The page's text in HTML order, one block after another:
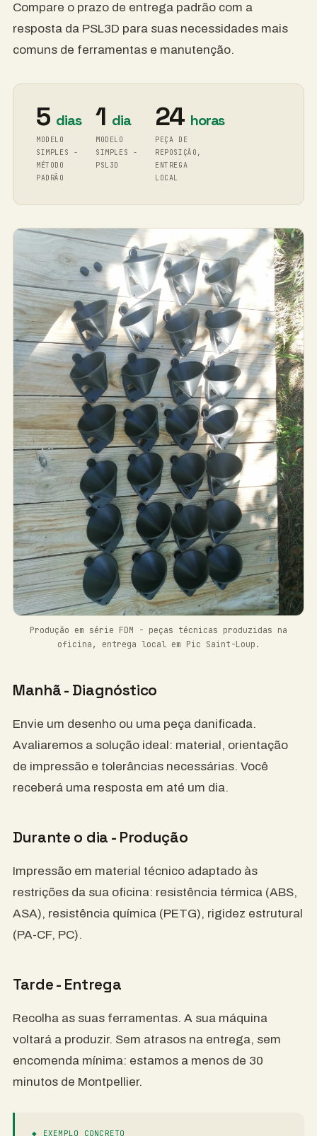
Compare o prazo de entrega padrão com a
resposta da PSL3D para suas necessidades mais
comuns de ferramentas e manutenção.
5 dias
MODELO
SIMPLES -
MÉTODO
PADRÃO
1 dia
MODELO
SIMPLES -
PSL3D
24 horas
PEÇA DE
REPOSIÇÃO,
ENTREGA
LOCAL
Produção em série FDM - peças técnicas produzidas na
oficina, entrega local em Pic Saint-Loup.
Manhã - Diagnóstico
Envie um desenho ou uma peça danificada.
Avaliaremos a solução ideal: material, orientação
de impressão e tolerâncias necessárias. Você
receberá uma resposta em até um dia.
Durante o dia - Produção
Impressão em material técnico adaptado às
restrições da sua oficina: resistência térmica (ABS,
ASA), resistência química (PETG), rigidez estrutural
(PA-CF, PC).
Tarde - Entrega
Recolha as suas ferramentas. A sua máquina
voltará a produzir. Sem atrasos na entrega, sem
encomenda mínima: estamos a menos de 30
minutos de Montpellier.
◆ EXEMPLO CONCRETO